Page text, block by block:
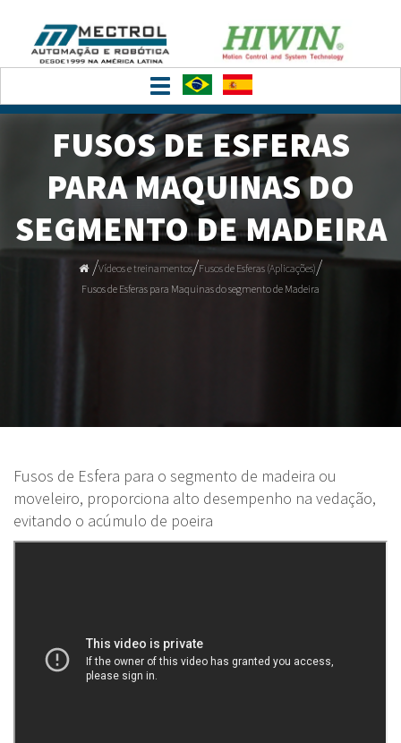
Toggle
navigation
FUSOS DE ESFERAS
PARA MAQUINAS DO
SEGMENTO DE MADEIRA
/Vídeos e treinamentos/Fusos de Esferas (Aplicações)/
Fusos de Esferas para Maquinas do segmento de Madeira
Fusos de Esfera para o segmento de madeira ou
moveleiro, proporciona alto desempenho na vedação,
evitando o acúmulo de poeira